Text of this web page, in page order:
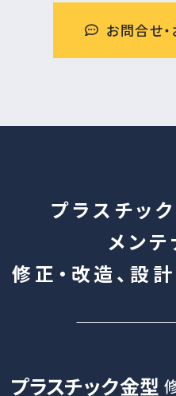
お問合せ
プラスチッ
メンテ
修正・改造、設